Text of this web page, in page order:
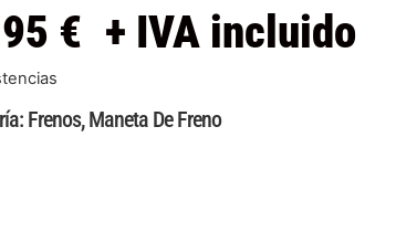
€ + IVA incluido
Frenos,Maneta De Freno